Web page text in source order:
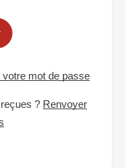
votre mot de passe
? Renvoyer